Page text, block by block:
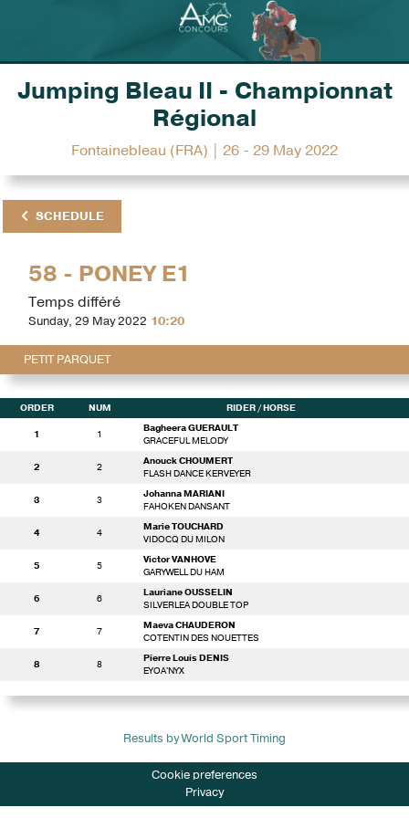
Jumping Bleau II - Championnat
Régional
Fontainebleau (FRA) | 26 - 29 May 2022
SCHEDULE
58 - PONEY E1
Temps différé
Sunday, 29 May 2022 10:20
PETIT PARQUET
ORDER NUM RIDER/ HORSE
1 1
Bagheera GUERAULT
GRACEFUL MELODY
2 2
Anouck CHOUMERT
FLASH DANCE KERVEYER
3 3
Johanna MARIANI
FAHOKEN DANSANT
4 4
Marie TOUCHARD
VIDOCQ DU MILON
5 5
Victor VANHOVE
GARYWELL DU HAM
6 6
Lauriane OUSSELIN
SILVERLEA DOUBLE TOP
7 7
Maeva CHAUDERON
COTENTIN DES NOUETTES
8 8
Pierre Louis DENIS
EYOA'NYX
Results by World Sport Timing
Cookie preferences
Privacy